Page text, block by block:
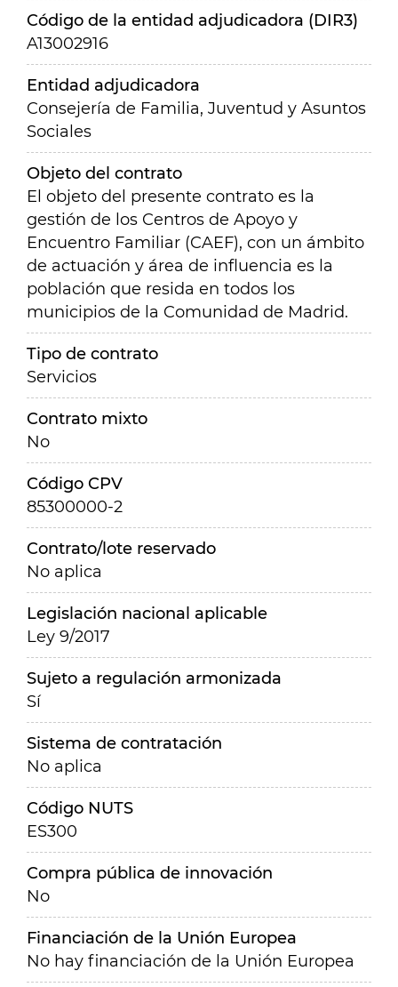
Código de la entidad adjudicadora (DIR3)
A13002916
Entidad adjudicadora
Consejería de Familia, Juventud y Asuntos
Sociales
Objeto del contrato
El objeto del presente contrato es la
gestión de los Centros de Apoyo y
Encuentro Familiar (CAEF), con un ámbito
de actuación y área de influencia es la
población que resida en todos los
municipios de la Comunidad de Madrid.
Tipo de contrato
Servicios
Contrato mixto
No
Código CPV
85300000-2
Contrato/lote reservado
No aplica
Legislación nacional aplicable
Ley 9/2017
Sujeto a regulación armonizada
Sí
Sistema de contratación
No aplica
Código NUTS
ES300
Compra pública de innovación
No
Financiación de la Unión Europea
No hay financiación de la Unión Europea